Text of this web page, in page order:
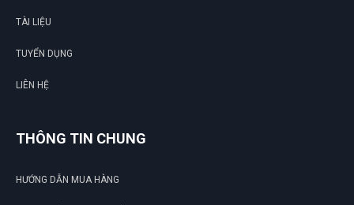
TÀI LIỆU
TUYỂN DỤNG
LIÊN HỆ
THÔNG TIN CHUNG
HƯỚNG DẪN MUA HÀNG